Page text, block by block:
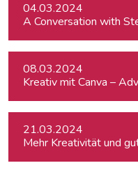
04.03.2024
A Conversation with
08.03.2024
Kreativ mit Canva –
21.03.2024
Mehr Kreativität und